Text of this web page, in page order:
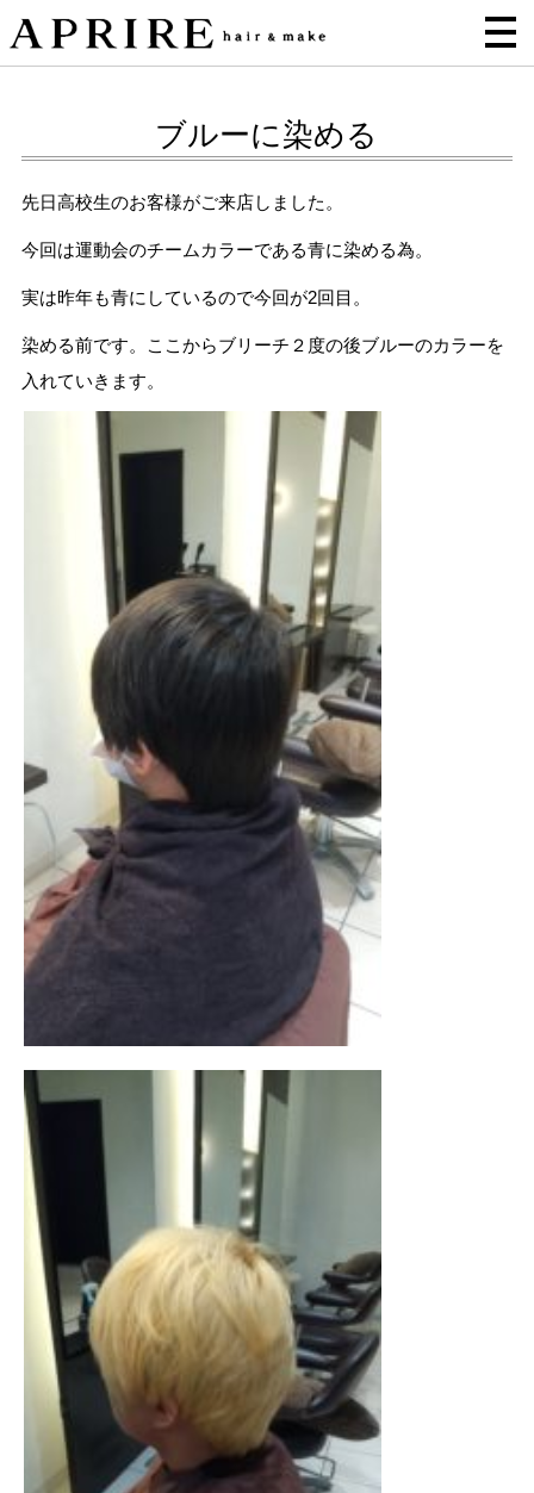
ブルーに染める
先日高校生のお客様がご来店しました。
今回は運動会のチームカラーである青に染める為。
実は昨年も青にしているので今回が2回目。
染める前です。ここからブリーチ２度の後ブルーのカラーを
入れていきます。